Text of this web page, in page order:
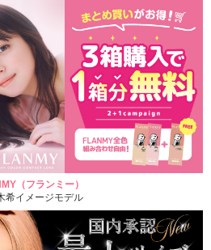
（フランミー）
希イメージモデル